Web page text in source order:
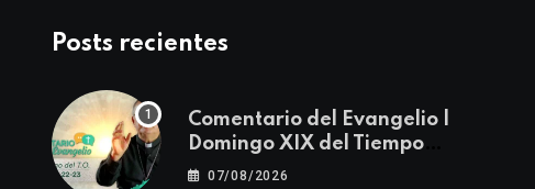
Posts recientes
Comentario del Evangelio |
Domingo XIX del Tiempo
Ordinario | Mateo 14, 22-23
07/08/2026